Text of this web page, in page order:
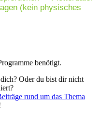
(kein physisches
benötigt.
Oder du bist dir nicht
rund um das Thema